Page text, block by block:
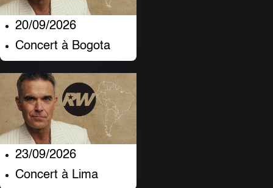
20/09/2026
Concert à Bogota
23/09/2026
Concert à Lima